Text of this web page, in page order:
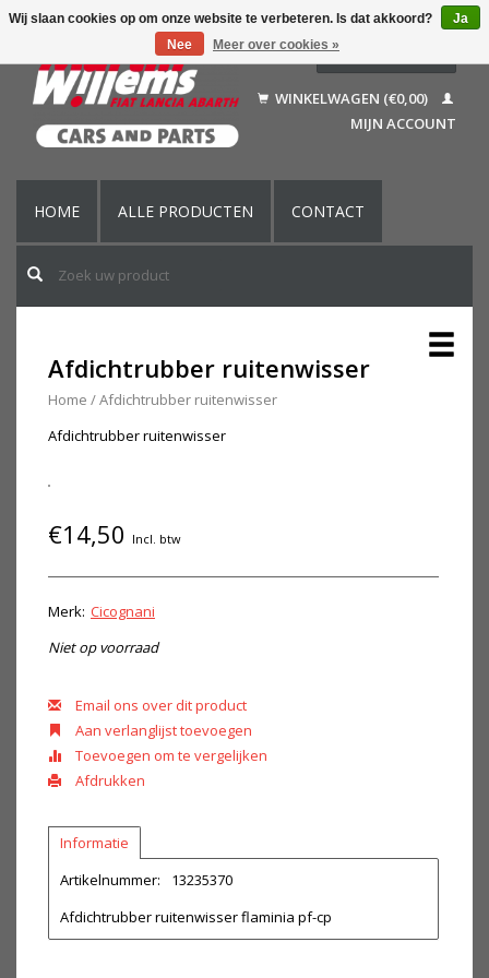
Français
English (US)
WINKELWAGEN (€0,00)
MIJN ACCOUNT
HOME ALLE PRODUCTEN CONTACT
Afdichtrubber ruitenwisser
Home /Afdichtrubber ruitenwisser
Afdichtrubber ruitenwisser
€14,50 Incl. btw
Merk: Cicognani
Niet op voorraad
Email ons over dit product
Aan verlanglijst toevoegen
Toevoegen om te vergelijken
Afdrukken
Informatie
Artikelnummer:
13235370
Afdichtrubber ruitenwisser flaminia pf-cp
Wij slaan cookies op om onze website te verbeteren. Is dat akkoord?
Ja
Nee
Meer over cookies »